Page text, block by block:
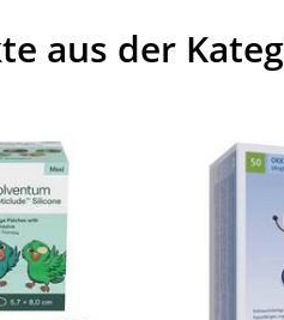
aus der